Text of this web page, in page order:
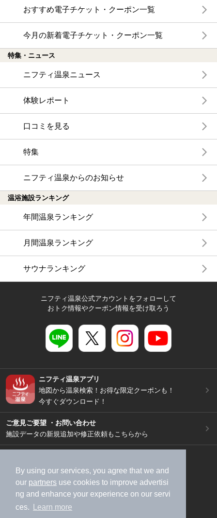
By using our services, you agree that we and
our partners use cookies to improve advertisi
ng and enhance your experience on our servi
ces.
Learn more
おすすめ電子チケット・クーポン一覧
今月の新着電子チケット・クーポン一覧
特集・ニュース
ニフティ温泉ニュース
体験レポート
口コミを見る
特集
ニフティ温泉からのお知らせ
温浴施設ランキング
年間温泉ランキング
月間温泉ランキング
サウナランキング
ニフティ温泉公式アカウントをフォローして
おトク情報やクーポン情報を受け取ろう
ニフティ温泉アプリ
地図から温泉検索！お得な限定クーポンも！
今すぐダウンロード！
ご意見ご要望 ・お問い合わせ
施設データの新規追加や修正依頼もこちらから
加盟店募集（資料請求）
広告出稿のご案内
利用規約
ライフスタイルMEMBERS+規約
特定商取引法に基づく表記
ヘルプ
採用情報
運営会社